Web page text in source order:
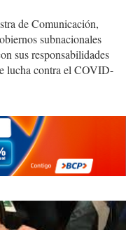
de Comunicación,
subnacionales
sus responsabilidades
lucha contra el COVID-